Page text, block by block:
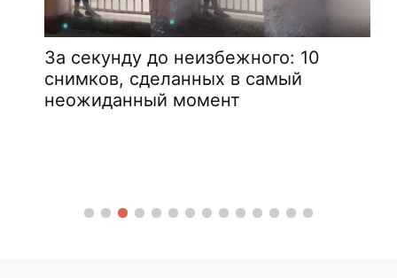
За секунду до неизбежного: 10
снимков, сделанных в самый
неожиданный момент